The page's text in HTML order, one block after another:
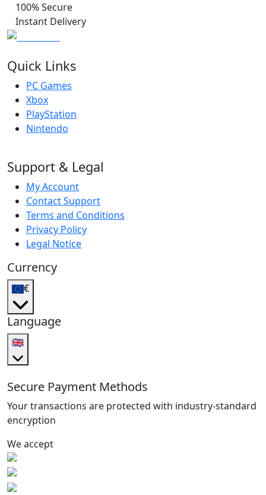
100% Secure
Instant Delivery
Quick Links
PC Games
Xbox
PlayStation
Nintendo
Support & Legal
My Account
Contact Support
Terms and Conditions
Privacy Policy
Legal Notice
Currency
€
Language
🇬🇧
Secure Payment Methods
Your transactions are protected with industry-standard
encryption
We accept